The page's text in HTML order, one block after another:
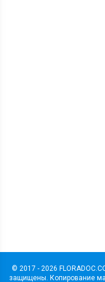
© 2017 - 2026
защищены. Копирование